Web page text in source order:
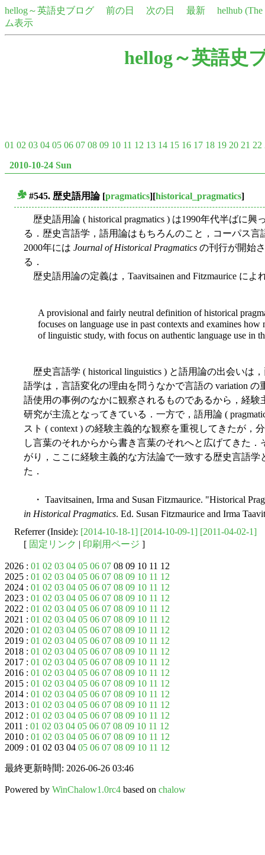
hellog～英語史ブログ 前の日 次の日 最新
helhub
ム表示
hellog～英語史
01 02 03 04 05 06 07 08 09 10 11 12 13 14 15 16 17 18 19 20 21 22
2010-10-24 Sun
#545. 歴史語用論[pragmatics][historical_pragmatics]
歴史語用論 ( historical pragmatics ) は1990年代半ばに
る．歴史言語学，語用論はもちろんのこと，コーパス
2000年には Journal of Historical Pragmatics の刊行が開始
る．
歴史語用論の定義は，Taavitsainen and Fitzmaurice に
A provisional and fairly neutral definition of historical
focuses on language use in past contexts and examines
of linguistic study, with focus on authentic language use in
歴史言語学 ( historical linguistics ) と語用論の出会いは
語学は，言語変化の理由を問うなかで言語の variation
語使用の事例のなかに観察されるものであるから，経
研究が主流となってきている．一方で，語用論 (
スト ( context ) の経験主義的な観察を重視してきたが，
し言葉のそれからから書き言葉のそれへと広げてきた
がり，ここに経験主義的な方法論で一致する歴史言語
た．
・ Taavitsainen, Irma and Susan Fitzmaurice. "Historical
in Historical Pragmatics. Ed. Susan Fitzmaurice and Irma
Referrer (Inside): [2014-10-18-1] [2014-10-09-1] [2011-04-02-1]
[ 固定リンク | 印刷用ページ ]
2026 : 01 02 03 04 05 06 07 08 09 10 11 12
2025 : 01 02 03 04 05 06 07 08 09 10 11 12
2024 : 01 02 03 04 05 06 07 08 09 10 11 12
2023 : 01 02 03 04 05 06 07 08 09 10 11 12
2022 : 01 02 03 04 05 06 07 08 09 10 11 12
2021 : 01 02 03 04 05 06 07 08 09 10 11 12
2020 : 01 02 03 04 05 06 07 08 09 10 11 12
2019 : 01 02 03 04 05 06 07 08 09 10 11 12
2018 : 01 02 03 04 05 06 07 08 09 10 11 12
2017 : 01 02 03 04 05 06 07 08 09 10 11 12
2016 : 01 02 03 04 05 06 07 08 09 10 11 12
2015 : 01 02 03 04 05 06 07 08 09 10 11 12
2014 : 01 02 03 04 05 06 07 08 09 10 11 12
2013 : 01 02 03 04 05 06 07 08 09 10 11 12
2012 : 01 02 03 04 05 06 07 08 09 10 11 12
2011 : 01 02 03 04 05 06 07 08 09 10 11 12
2010 : 01 02 03 04 05 06 07 08 09 10 11 12
2009 : 01 02 03 04 05 06 07 08 09 10 11 12
最終更新時間: 2026-06-26 03:46
Powered by WinChalow1.0rc4 based on chalow